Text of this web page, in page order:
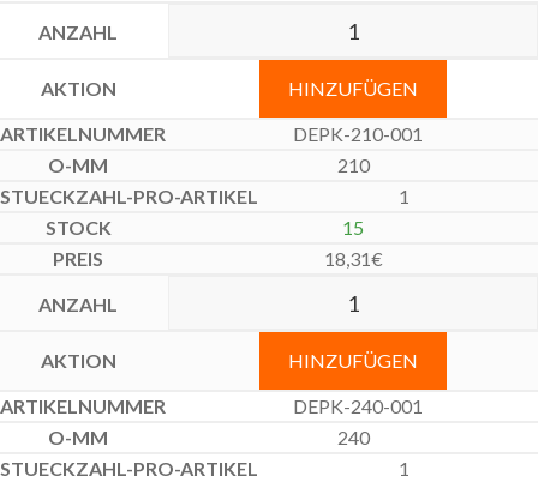
HINZUFÜGEN
DEPK-210-001
210
1
15
18,31€
HINZUFÜGEN
DEPK-240-001
240
1